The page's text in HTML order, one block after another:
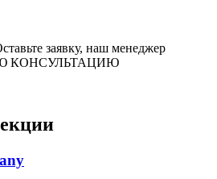
заявку, наш менеджер
КОНСУЛЬТАЦИЮ